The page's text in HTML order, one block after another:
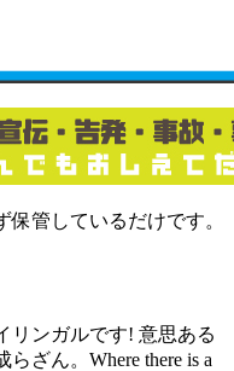
管しているだけです。
リンガルです! 意思ある
ざん。Where there is a